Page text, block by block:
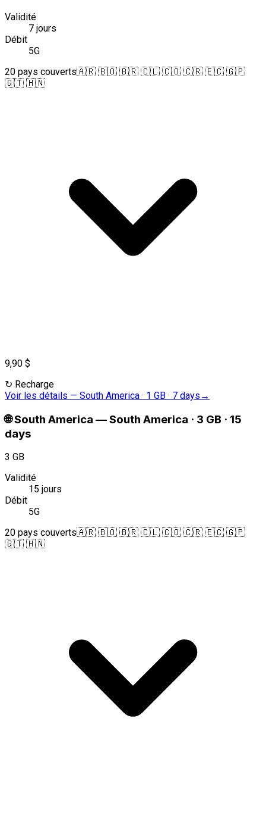
Validité
7 jours
Débit
5G
20 pays couverts🇦🇷 🇧🇴 🇧🇷 🇨🇱 🇨🇴 🇨🇷 🇪🇨 🇬🇵
🇬🇹 🇭🇳
9,90 $
↻ Recharge
Voir les détails — South America · 1 GB · 7 days →
🌐South America —South America · 3 GB · 15
days
3 GB
Validité
15 jours
Débit
5G
20 pays couverts🇦🇷 🇧🇴 🇧🇷 🇨🇱 🇨🇴 🇨🇷 🇪🇨 🇬🇵
🇬🇹 🇭🇳